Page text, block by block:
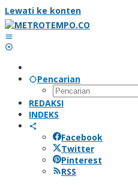
Lewati ke konten
Pencarian
REDAKSI
INDEKS
Facebook
Twitter
Pinterest
RSS